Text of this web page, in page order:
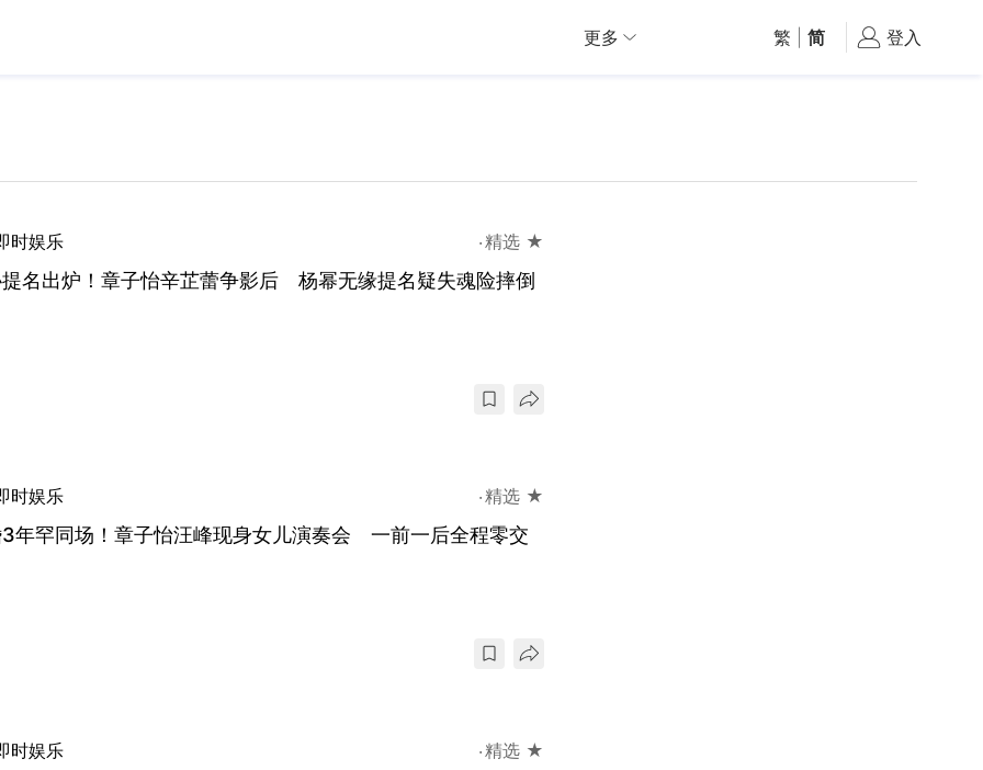
更多 繁 简 登入
时娱乐 精选 ★
名出炉！章子怡辛芷蕾争影后 杨幂无缘提名疑失魂险摔倒
时娱乐 精选 ★
年罕同场！章子怡汪峰现身女儿演奏会 一前一后全程零交
时娱乐 精选 ★